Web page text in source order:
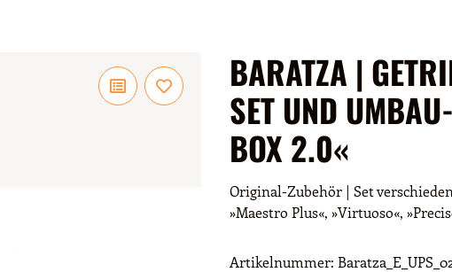
BARATZA |
SET UND
BOX 2.0«
Original-Zubehör | Set
»Maestro Plus«, »Virtuoso«,
Artikelnummer: